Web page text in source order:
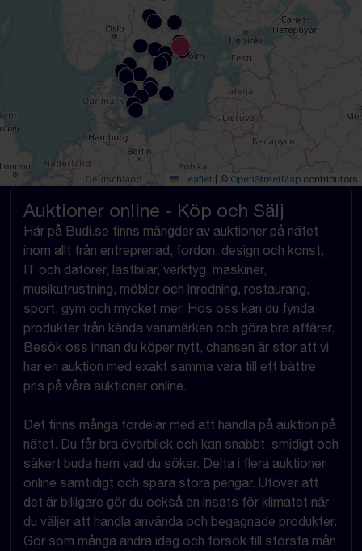
Leaflet | © OpenStreetMap contributors
Auktioner online - Köp och Sälj
Här på Budi.se finns mängder av auktioner på nätet
inom allt från entreprenad, fordon, design och konst,
IT och datorer, lastbilar, verktyg, maskiner,
musikutrustning, möbler och inredning, restaurang,
sport, gym och mycket mer. Hos oss kan du fynda
produkter från kända varumärken och göra bra affärer.
Besök oss innan du köper nytt, chansen är stor att vi
har en auktion med exakt samma vara till ett bättre
pris på våra auktioner online.
Det finns många fördelar med att handla på auktion på
nätet. Du får bra överblick och kan snabbt, smidigt och
säkert buda hem vad du söker. Delta i flera auktioner
online samtidigt och spara stora pengar. Utöver att
det är billigare gör du också en insats för klimatet när
du väljer att handla använda och begagnade produkter.
Gör som många andra idag och försök till största mån